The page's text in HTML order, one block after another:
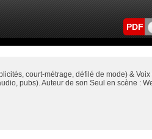
PDF
court-métrage, défilé de mode) &
pubs). Auteur de son Seul en scène :